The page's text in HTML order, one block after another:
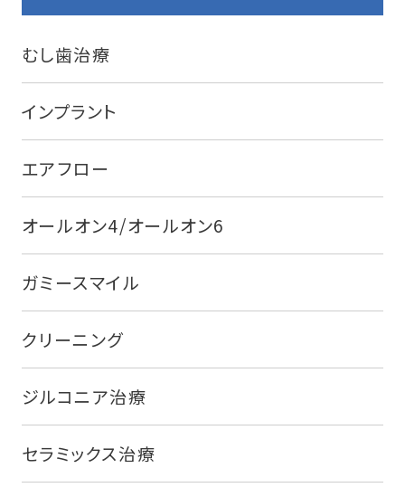
むし歯治療
インプラント
エアフロー
オールオン4/オールオン6
ガミースマイル
クリーニング
ジルコニア治療
セラミックス治療